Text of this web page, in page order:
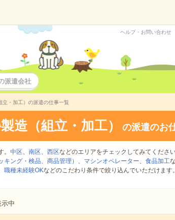
ヘルプ・お問い合わせ
派遣会社
立・加工）の派遣の仕事一覧
製造（組立・加工） の派遣のお
中区、 南区、 西区などのエリアをチェックしてみてくださ
キング・検品、商品管理） 、 マシンオペレーター、 食品加工
職種未経験OKなどのこだわり条件で絞り込んでいただけます
中